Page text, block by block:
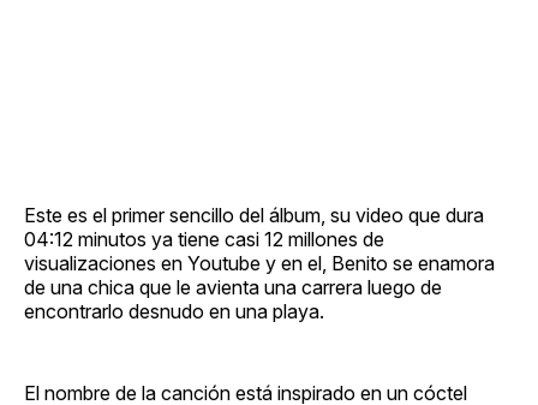
Este es el primer sencillo del álbum, su video que dura
04:12 minutos ya tiene casi 12 millones de
visualizaciones en Youtube y en el, Benito se enamora
de una chica que le avienta una carrera luego de
encontrarlo desnudo en una playa.
El nombre de la canción está inspirado en un cóctel